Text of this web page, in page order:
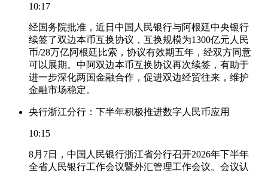
10:17
经国务院批准，近日中国人民银行与阿根廷中央银行
续签了双边本币互换协议，互换规模为1300亿元人民
币/28万亿阿根廷比索，协议有效期五年，经双方同意
可以展期。中阿双边本币互换协议再次续签，有助于
进一步深化两国金融合作，促进双边经贸往来，维护
金融市场稳定。
央行浙江分行：下半年积极推进数字人民币应用
10:15
8月7日，中国人民银行浙江省分行召开2026年下半年
全省人民银行工作会议暨外汇管理工作会议。会议认